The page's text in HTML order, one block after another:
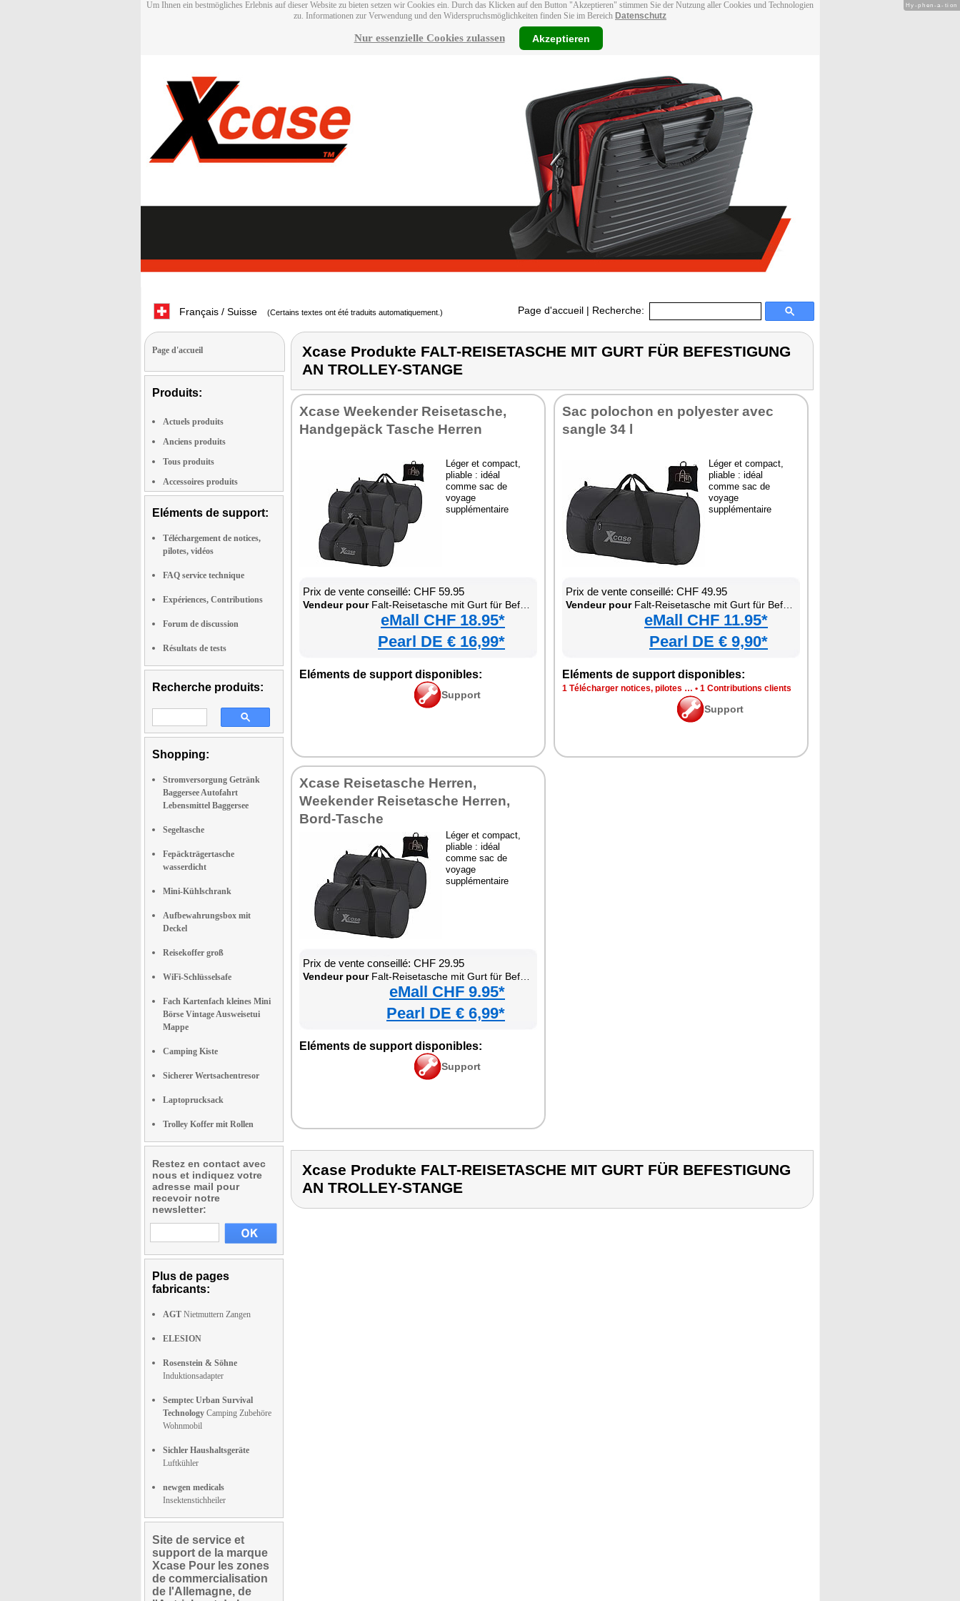
Um Ihnen ein bestmögliches Erlebnis auf dieser Website zu bieten setzen wir Cookies ein. Durch das Klicken auf den Button "Akzeptieren" stimmen Sie der Nutzung aller Cookies und Technologien
zu. Informationen zur Verwendung und den Widerspruchsmöglichkeiten finden Sie im Bereich Datenschutz
Nur essenzielle Cookies zulassen Akzeptieren
Français / Suisse (Certains textes ont été traduits automatiquement.) Page d'accueil | Recherche:
Page d'accueil
Produits:
Actuels produits
Anciens produits
Tous produits
Accessoires produits
Eléments de support:
Téléchargement de notices,
pilotes, vidéos
FAQ service technique
Expériences, Contributions
Forum de discussion
Résultats de tests
Recherche produits:
Shopping:
Stromversorgung Getränk
Baggersee Autofahrt
Lebensmittel Baggersee
Segeltasche
Fepäckträgertasche
wasserdicht
Mini-Kühlschrank
Aufbewahrungsbox mit
Deckel
Reisekoffer groß
WiFi-Schlüsselsafe
Fach Kartenfach kleines Mini
Börse Vintage Ausweisetui
Mappe
Camping Kiste
Sicherer Wertsachentresor
Laptoprucksack
Trolley Koffer mit Rollen
Restez en contact avec
nous et indiquez votre
adresse mail pour
recevoir notre
newsletter:
Plus de pages
fabricants:
AGT Nietmuttern Zangen
ELESION
Rosenstein & Söhne
Induktionsadapter
Semptec Urban Survival
Technology Camping Zubehöre
Wohnmobil
Sichler Haushaltsgeräte
Luftkühler
newgen medicals
Insektenstichheiler
Site de service et
support de la marque
Xcase Pour les zones
de commercialisation
de l'Allemagne, de
Xcase Produkte FALT-REISETASCHE MIT GURT FÜR BEFESTIGUNG
AN TROLLEY-STANGE
Xcase Weekender Reisetasche,
Handgepäck Tasche Herren
Léger et compact,
pliable : idéal
comme sac de
voyage
supplémentaire
Prix de vente conseillé: CHF 59.95
Vendeur pourFalt-Reisetasche mit Gurt für Befestigung an Trolley-Stange
eMall CHF 18.95*
Pearl DE € 16,99*
Eléments de support disponibles:
Support
Sac polochon en polyester avec
sangle 34 l
Léger et compact,
pliable : idéal
comme sac de
voyage
supplémentaire
Prix de vente conseillé: CHF 49.95
Vendeur pourFalt-Reisetasche mit Gurt für Befestigung an Trolley-Stange
eMall CHF 11.95*
Pearl DE € 9,90*
Eléments de support disponibles:
1 Télécharger notices, pilotes … • 1 Contributions clients
Support
Xcase Reisetasche Herren,
Weekender Reisetasche Herren,
Bord-Tasche
Léger et compact,
pliable : idéal
comme sac de
voyage
supplémentaire
Prix de vente conseillé: CHF 29.95
Vendeur pourFalt-Reisetasche mit Gurt für Befestigung an Trolley-Stange
eMall CHF 9.95*
Pearl DE € 6,99*
Eléments de support disponibles:
Support
Xcase Produkte FALT-REISETASCHE MIT GURT FÜR BEFESTIGUNG
AN TROLLEY-STANGE
Hy-phen-a-tion